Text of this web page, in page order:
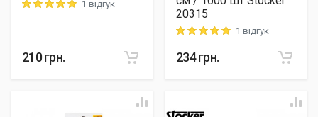
Rating: 5 out of 51 відгук
210грн.
20315
Rating: 5 out of 51 відгук
234грн.